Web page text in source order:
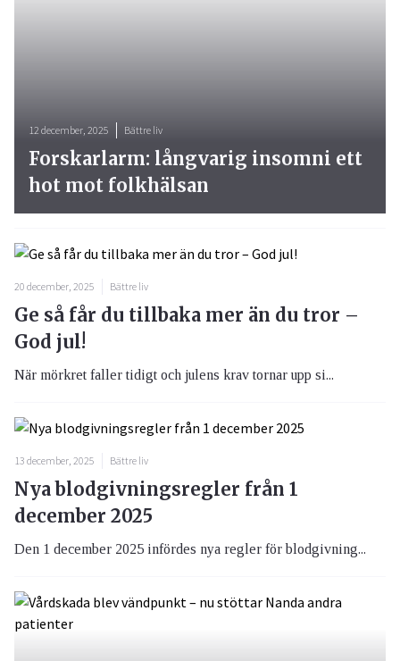
20 december, 2025 Bättre liv
Ge så får du tillbaka mer än du tror –
God jul!
När mörkret faller tidigt och julens krav tornar upp si...
13 december, 2025 Bättre liv
Nya blodgivningsregler från 1
december 2025
Den 1 december 2025 infördes nya regler för blodgivning...
12 december, 2025 Bättre liv
Forskarlarm: långvarig insomni ett
hot mot folkhälsan